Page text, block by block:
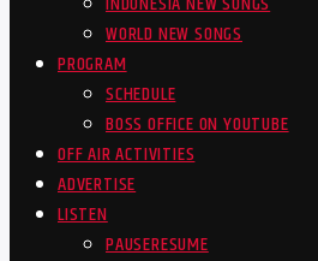
WORLD NEW SONGS
PROGRAM
SCHEDULE
BOSS OFFICE ON YOUTUBE
OFF AIR ACTIVITIES
ADVERTISE
LISTEN
PAUSERESUME